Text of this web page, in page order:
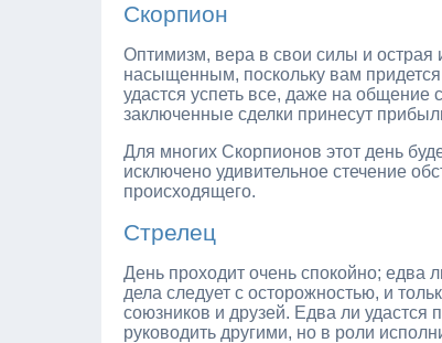
Скорпион
Оптимизм, вера в свои силы и острая
насыщенным, поскольку вам
удастся успеть все, даже на
заключенные сделки принесут
Для многих Скорпионов этот день
исключено удивительное стечение
происходящего.
Стрелец
День проходит очень спокойно; едва
дела следует с осторожностью, и
союзников и друзей. Едва ли удастся
руководить другими, но в роли